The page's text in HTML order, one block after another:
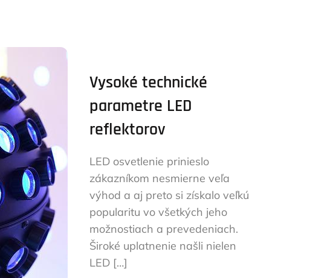
Vysoké technické
parametre LED
reflektorov
LED osvetlenie prinieslo
zákazníkom nesmierne veľa
výhod a aj preto si získalo veľkú
popularitu vo všetkých jeho
možnostiach a prevedeniach.
Široké uplatnenie našli nielen
LED […]